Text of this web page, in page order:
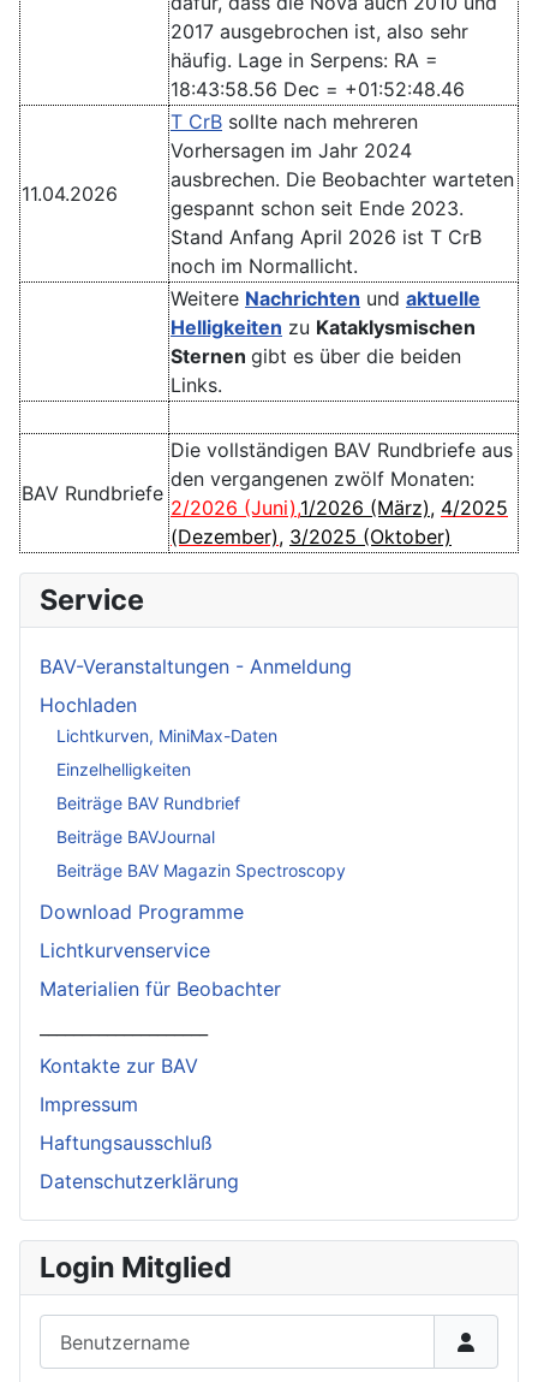
2017 ausgebrochen ist, also sehr
häufig. Lage in Serpens: RA =
18:43:58.56 Dec = +01:52:48.46
11.04.2026
T CrB sollte nach mehreren
Vorhersagen im Jahr 2024
ausbrechen. Die Beobachter warteten
gespannt schon seit Ende 2023.
Stand Anfang April 2026 ist T CrB
noch im Normallicht.
Weitere Nachrichten und aktuelle
Helligkeiten zu Kataklysmischen
Sternen gibt es über die beiden
Links.
BAV Rundbriefe
Die vollständigen BAV Rundbriefe aus
den vergangenen zwölf Monaten:
2/2026 (Juni),1/2026 (März), 4/2025
(Dezember), 3/2025 (Oktober)
Service
BAV-Veranstaltungen - Anmeldung
Hochladen
Lichtkurven, MiniMax-Daten
Einzelhelligkeiten
Beiträge BAV Rundbrief
Beiträge BAVJournal
Beiträge BAV Magazin Spectroscopy
Download Programme
Lichtkurvenservice
Materialien für Beobachter
Kontakte zur BAV
Impressum
Haftungsausschluß
Datenschutzerklärung
Login Mitglied